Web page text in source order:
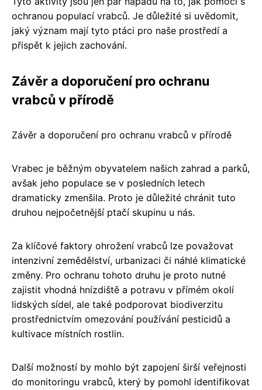
ochranou populací vrabců. Je důležité si uvědomit,
jaký význam mají tyto ptáci pro naše prostředí a
přispět k jejich zachování.
Závěr a doporučení pro ochranu
vrabců v přírodě
Závěr a doporučení pro ochranu vrabců v přírodě
Vrabec je běžným obyvatelem našich zahrad a parků,
avšak jeho populace se v posledních letech
dramaticky zmenšila. Proto je důležité chránit tuto
druhou nejpočetnější ptačí skupinu u nás.
Za klíčové faktory ohrožení vrabců lze považovat
intenzivní zemědělství, urbanizaci či náhlé klimatické
změny. Pro ochranu tohoto druhu je proto nutné
zajistit vhodná hnízdiště a potravu v přímém okolí
lidských sídel, ale také podporovat biodiverzitu
prostřednictvím omezování používání pesticidů a
kultivace místních rostlin.
Další možností by mohlo být zapojení širší veřejnosti
do monitoringu vrabců, který by pomohl identifikovat